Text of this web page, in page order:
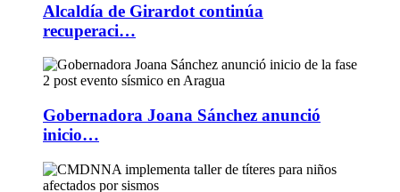
Alcaldía de Girardot continúa
recuperaci…
Gobernadora Joana Sánchez anunció
inicio…